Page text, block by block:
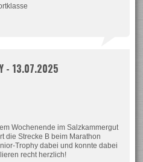
- 13.07.2025
Wochenende im Salzkammergut
die Strecke B beim Marathon
Trophy dabei und konnte dabei
recht herzlich!